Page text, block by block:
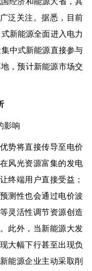
泛关注。据悉，目前
新能源全面进入电力
中式新能源直接参与
，预计新能源市场交
影响
将直接传导至电价
风光资源富集的发电
终端用户直接受益；
测性也会通过电价波
灵活性调节资源创造
此外，当新能源大发
大幅下行甚至出现负
能源企业主动采取削